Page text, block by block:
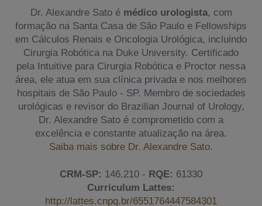
Dr. Alexandre Sato é médico urologista, com
formação na Santa Casa de São Paulo e Fellowships
em Cálculos Renais e Oncologia Urológica, incluindo
Cirurgia Robótica na Duke University. Certificado
pela Intuitive para Cirurgia Robótica e Proctor nessa
área, ele atua em sua clínica privada e nos melhores
hospitais de São Paulo - SP. Membro de sociedades
urológicas e revisor do Brazilian Journal of Urology,
Dr. Alexandre Sato é comprometido com a
excelência e constante atualização na área.
Saiba mais sobre Dr. Alexandre Sato.
CRM-SP: 146.210 - RQE: 61330
Curriculum Lattes:
http://lattes.cnpq.br/6551764447584301